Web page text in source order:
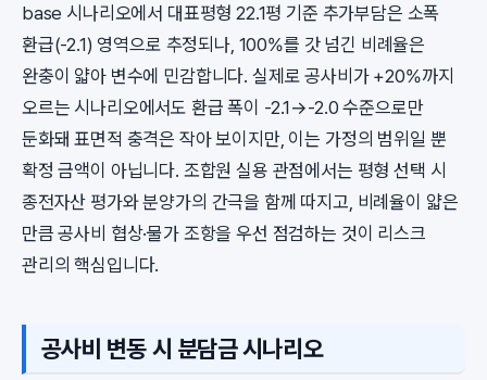
base 시나리오에서 대표평형 22.1평 기준 추가부담은 소폭
환급(-2.1) 영역으로 추정되나, 100%를 갓 넘긴 비례율은
완충이 얇아 변수에 민감합니다. 실제로 공사비가 +20%까지
오르는 시나리오에서도 환급 폭이 -2.1→-2.0 수준으로만
둔화돼 표면적 충격은 작아 보이지만, 이는 가정의 범위일 뿐
확정 금액이 아닙니다. 조합원 실용 관점에서는 평형 선택 시
종전자산 평가와 분양가의 간극을 함께 따지고, 비례율이 얇은
만큼 공사비 협상·물가 조항을 우선 점검하는 것이 리스크
관리의 핵심입니다.
공사비 변동 시 분담금 시나리오